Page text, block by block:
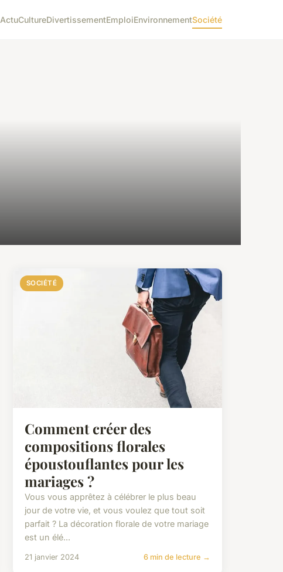
ActuCultureDivertissementEmploiEnvironnementSociété
SOCIÉTÉ
Comment créer des
compositions florales
époustouflantes pour les
mariages ?
Vous vous apprêtez à célébrer le plus beau
jour de votre vie, et vous voulez que tout soit
parfait ? La décoration florale de votre mariage
est un élé...
21 janvier 2024 6 min de lecture →